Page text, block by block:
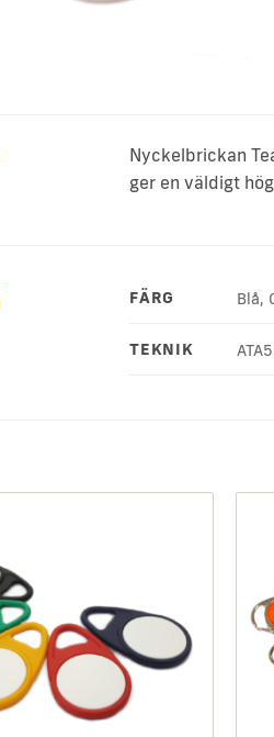
Nyckelbrickan
ger en väldigt
FÄRG Blå,
TEKNIK